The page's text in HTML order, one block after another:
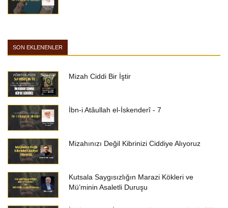
SON EKLENENLER
Mizah Ciddi Bir İştir
İbn-i Atâullah el-İskenderî - 7
Mizahınızı Değil Kibrinizi Ciddiye Alıyoruz
Kutsala Saygısızlığın Marazi Kökleri ve
Mü’minin Asaletli Duruşu